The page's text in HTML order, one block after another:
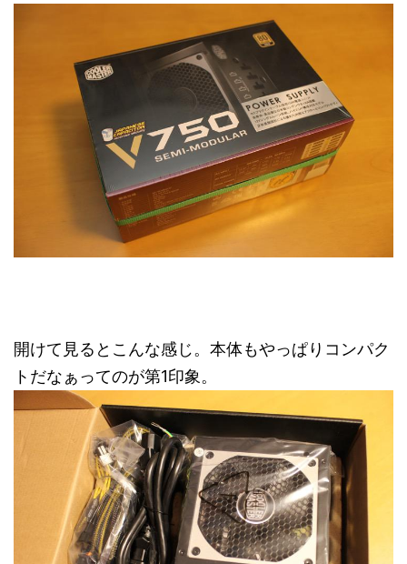
開けて見るとこんな感じ。本体もやっぱりコンパク
トだなぁってのが第1印象。